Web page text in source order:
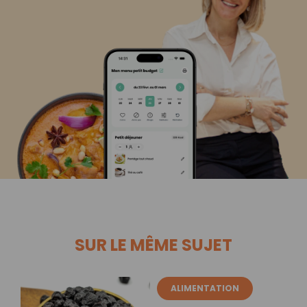
SUR LE MÊME SUJET
ALIMENTATION